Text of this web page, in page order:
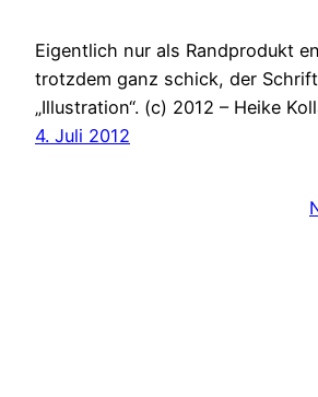
Eigentlich nur als Randprodukt
trotzdem ganz schick, der
„Illustration“. (c) 2012 – Heike
4. Juli 2012